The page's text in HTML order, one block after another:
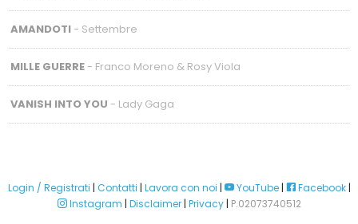
AMANDOTI- Settembre
MILLE GUERRE- Franco Moreno & Rosy Viola
VANISH INTO YOU - Lady Gaga
Login / Registrati | Contatti | Lavora con noi | YouTube| Facebook|
Instagram | Disclaimer| Privacy| P.02073740512